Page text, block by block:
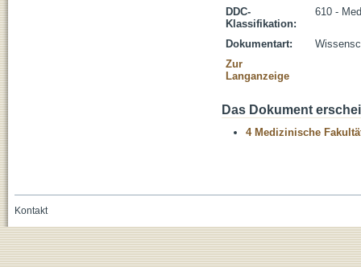
DDC-
Klassifikation:
610 -
Dokumentart:
Zur
Langanzeige
Das Dokument
4 Medizinische
Kontakt